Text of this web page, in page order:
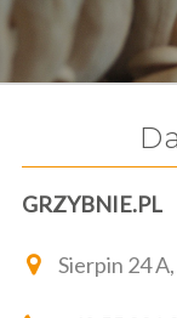
GRZYBNIE.PL
Sierpin 24